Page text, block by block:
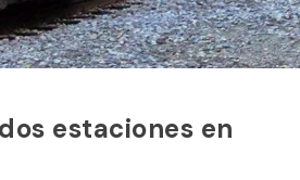
estaciones en